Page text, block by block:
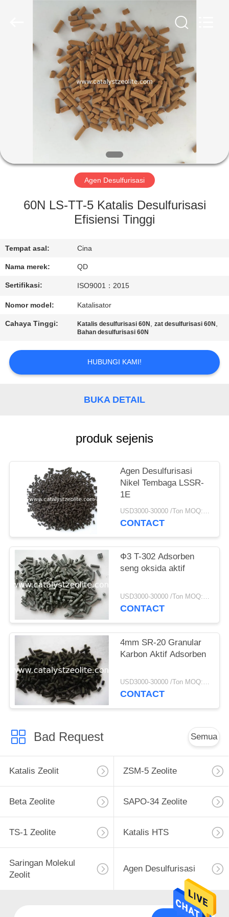
RUMAH
PRODUK
TENTANG
TUR
HUBUNGI
KAMI
KASUS
SITEMAP
Agen Desulfurisasi
60N LS-TT-5 Katalis Desulfurisasi
Efisiensi Tinggi
Tempat asal: Cina
Nama merek: QD
Sertifikasi: ISO9001：2015
Nomor model: Katalisator
Cahaya Tinggi: Katalis desulfurisasi 60N ,zat desulfurisasi 60N ,
Bahan desulfurisasi 60N
HUBUNGI KAMI!
BUKA DETAIL
produk sejenis
Agen Desulfurisasi
Nikel Tembaga LSSR-
1E
USD3000-30000 /Ton MOQ:1 KG
CONTACT
Ф3 T-302 Adsorben
seng oksida aktif
USD3000-30000 /Ton MOQ:1 KG
CONTACT
4mm SR-20 Granular
Karbon Aktif Adsorben
USD3000-30000 /Ton MOQ:1 KG
CONTACT
Bad Request Semua
Katalis Zeolit ZSM-5 Zeolite
Beta Zeolite SAPO-34 Zeolite
TS-1 Zeolite Katalis HTS
Saringan Molekul
Zeolit
Agen Desulfurisasi